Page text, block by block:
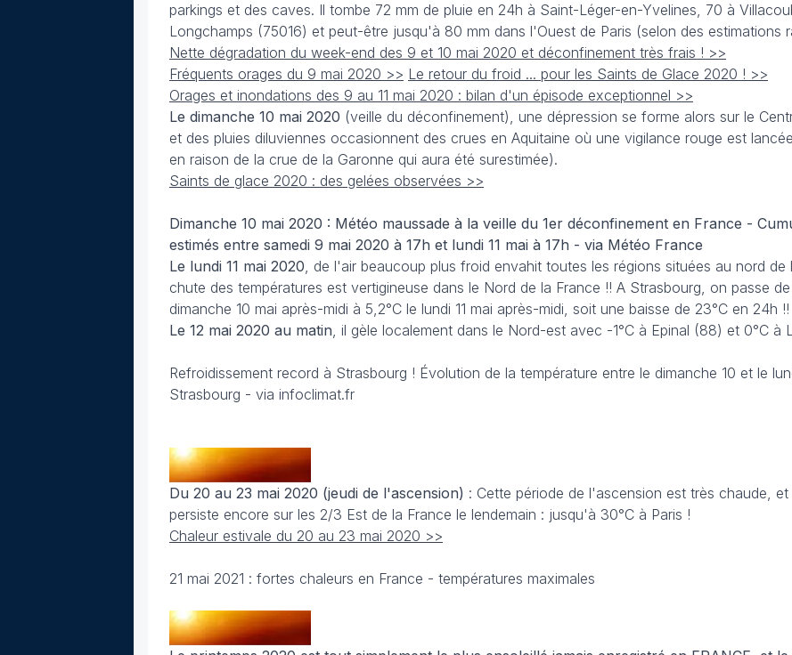
parkings et des caves. Il tombe 72 mm de pluie en 24h à Saint-Léger-en-Yvelines, 70 à
Longchamps (75016) et peut-être jusqu'à 80 mm dans l'Ouest de Paris (selon des estimations
Nette dégradation du week-end des 9 et 10 mai 2020 et déconfinement très frais ! >>
Fréquents orages du 9 mai 2020 >> Le retour du froid ... pour les Saints de Glace 2020 ! >>
Orages et inondations des 9 au 11 mai 2020 : bilan d'un épisode exceptionnel >>
Le dimanche 10 mai 2020 (veille du déconfinement), une dépression se forme alors sur le
et des pluies diluviennes occasionnent des crues en Aquitaine où une vigilance rouge est
en raison de la crue de la Garonne qui aura été surestimée).
Saints de glace 2020 : des gelées observées >>
Dimanche 10 mai 2020 : Météo maussade à la veille du 1er déconfinement en France -
estimés entre samedi 9 mai 2020 à 17h et lundi 11 mai à 17h - via Météo France
Le lundi 11 mai 2020, de l'air beaucoup plus froid envahit toutes les régions situées au nord de
chute des températures est vertigineuse dans le Nord de la France !! A Strasbourg, on passe de
dimanche 10 mai après-midi à 5,2°C le lundi 11 mai après-midi, soit une baisse de 23°C en 24h !!
Le 12 mai 2020 au matin, il gèle localement dans le Nord-est avec -1°C à Epinal (88) et 0°C à
Refroidissement record à Strasbourg ! Évolution de la température entre le dimanche 10 et le
Strasbourg - via infoclimat.fr
Du 20 au 23 mai 2020 (jeudi de l'ascension) : Cette période de l'ascension est très chaude,
persiste encore sur les 2/3 Est de la France le lendemain : jusqu'à 30°C à Paris !
Chaleur estivale du 20 au 23 mai 2020 >>
21 mai 2021 : fortes chaleurs en France - températures maximales